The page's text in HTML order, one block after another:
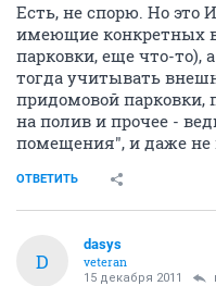
Есть, не спорю. Но
имеющие конкретных
парковки, еще что-то),
тогда учитывать
придомовой парковки,
на полив и прочее -
помещения", и даже
ОТВЕТИТЬ
D
dasys
veteran
15 декабря 2011